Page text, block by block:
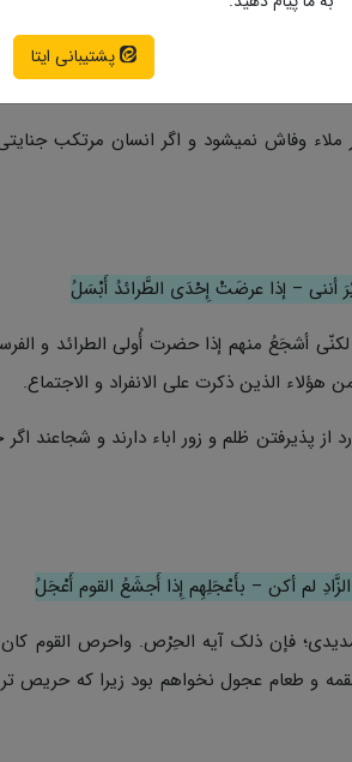
– لَدَیْهِمْ ولا الجانی بما جَرَّ یُحْذَلُ
الأسرار وإن أتى الإنسان جنایه لا
ملاء وفاش نمیشود و اگر انسان مرتکب
أننی – إذا عرضَتْ إِحْدَى الطَّرائدُ أَبْسَلُ
أشجَعُ منهم إذا حضرت أُولى الطرائد و
الذین ذکرت على الانفراد و الاجتماع.
ظلم و زور اباء دارند و شجاعند اگر
لم أکن – بأَعْجَلِهِم إِذا أَجشَعُ القوم أَعْجَلُ
فإن ذلک آیه الحِرْص. واحرص القوم کان
و طعام عجول نخواهم بود زیرا که حریص
پشتیبانی ایتا